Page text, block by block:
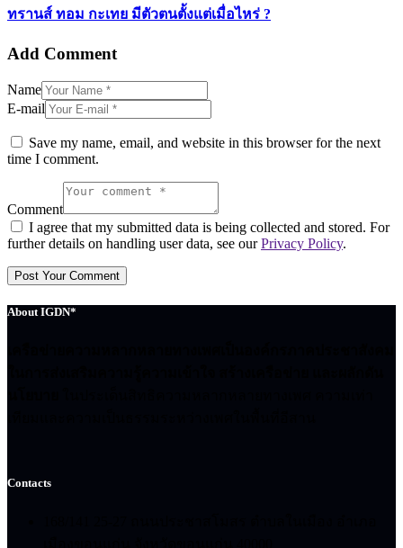
ทรานส์ ทอม กะเทย มีตัวตนตั้งแต่เมื่อไหร่ ?
Add Comment
Name
E-mail
Save my name, email, and website in this browser for the next
time I comment.
Comment
I agree that my submitted data is being collected and stored. For
further details on handling user data, see ourPrivacy Policy.
About IGDN*
Contacts